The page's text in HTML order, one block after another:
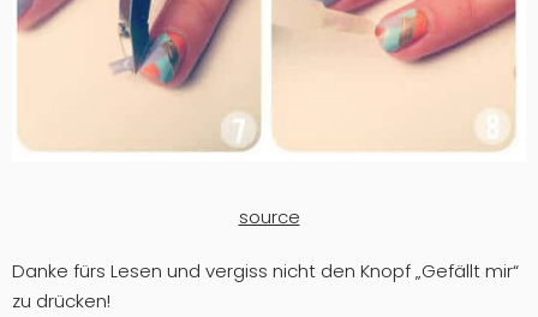
source
Danke fürs Lesen und vergiss nicht den Knopf „Gefällt mir“
zu drücken!